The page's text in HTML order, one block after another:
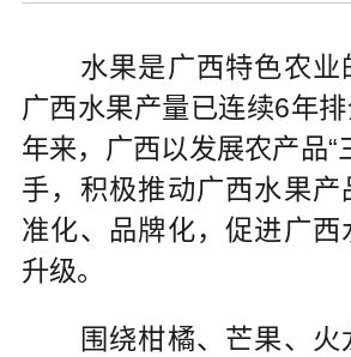
水果是广西特色农业
广西水果产量已连续6年
年来，广西以发展农产品“
手，积极推动广西水果产
准化、品牌化，促进广西
升级。
围绕柑橘、芒果、火